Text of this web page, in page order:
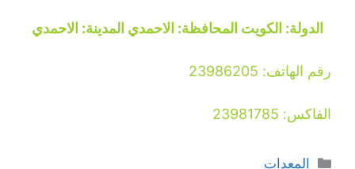
الدولة: الكويت المحافظة: الاحمدي المدينة: الاحمدي
رقم الهاتف: 23986205
الفاكس: 23981785
التصنيفات
المعدات